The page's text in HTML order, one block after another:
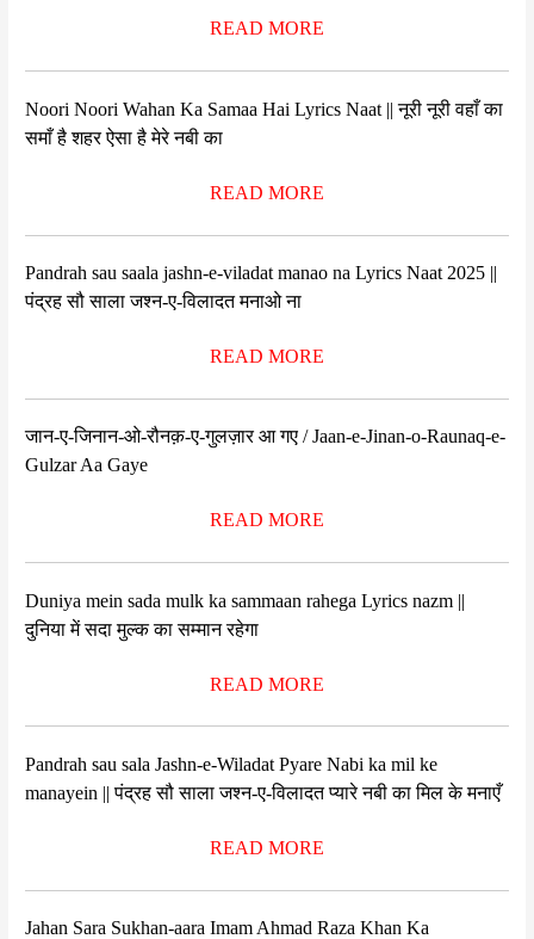
READ MORE
Noori Noori Wahan Ka Samaa Hai Lyrics Naat || नूरी नूरी वहाँ का
समाँ है शहर ऐसा है मेरे नबी का
READ MORE
Pandrah sau saala jashn-e-viladat manao na Lyrics Naat 2025 ||
पंद्रह सौ साला जश्न-ए-विलादत मनाओ ना
READ MORE
जान-ए-जिनान-ओ-रौनक़-ए-गुलज़ार आ गए / Jaan-e-Jinan-o-Raunaq-e-
Gulzar Aa Gaye
READ MORE
Duniya mein sada mulk ka sammaan rahega Lyrics nazm ||
दुनिया में सदा मुल्क का सम्मान रहेगा
READ MORE
Pandrah sau sala Jashn-e-Wiladat Pyare Nabi ka mil ke
manayein || पंद्रह सौ साला जश्न-ए-विलादत प्यारे नबी का मिल के मनाएँ
READ MORE
Jahan Sara Sukhan-aara Imam Ahmad Raza Khan Ka